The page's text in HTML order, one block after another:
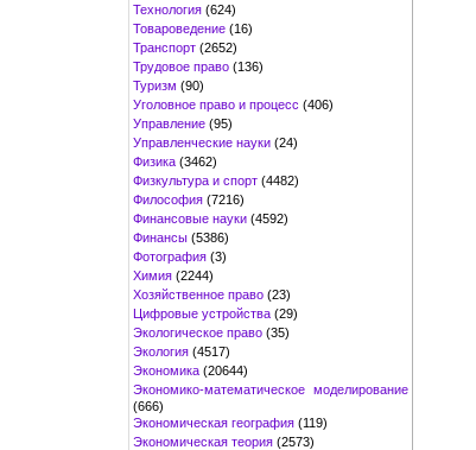
Технология (624)
Товароведение (16)
Транспорт (2652)
Трудовое право (136)
Туризм (90)
Уголовное право и процесс (406)
Управление (95)
Управленческие науки (24)
Физика (3462)
Физкультура и спорт (4482)
Философия (7216)
Финансовые науки (4592)
Финансы (5386)
Фотография (3)
Химия (2244)
Хозяйственное право (23)
Цифровые устройства (29)
Экологическое право (35)
Экология (4517)
Экономика (20644)
Экономико-математическое моделирование
(666)
Экономическая география (119)
Экономическая теория (2573)